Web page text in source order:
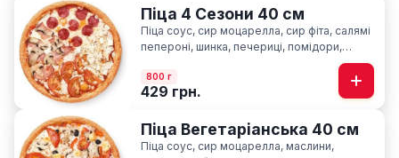
Піца 4 Сезони 40 см
Піца соус, сир моцарелла, cир фіта, салямі
пепероні, шинка, печериці, помідори,
800 г
429 грн.
Піца Вегетаріанська 40 см
Піца соус, сир моцарелла, маслини,